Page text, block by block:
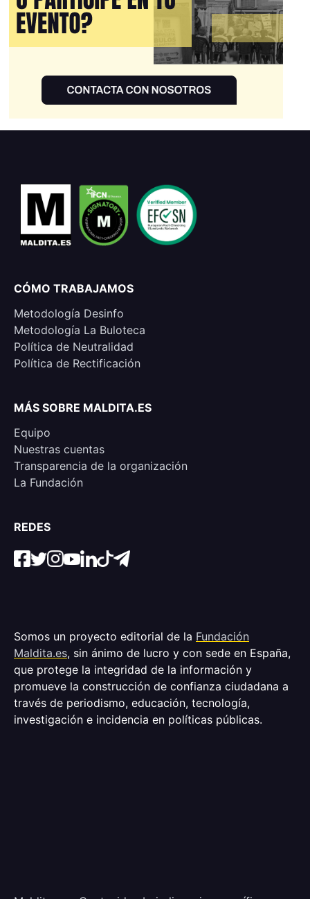
CÓMO TRABAJAMOS
Metodología Desinfo
Metodología La Buloteca
Política de Neutralidad
Política de Rectificación
MÁS SOBRE MALDITA.ES
Equipo
Nuestras cuentas
Transparencia de la organización
La Fundación
REDES
Somos un proyecto editorial de la Fundación
Maldita.es, sin ánimo de lucro y con sede en España,
que protege la integridad de la información y
promueve la construcción de confianza ciudadana a
través de periodismo, educación, tecnología,
investigación e incidencia en políticas públicas.